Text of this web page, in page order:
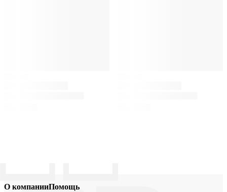
О компанииПомощь